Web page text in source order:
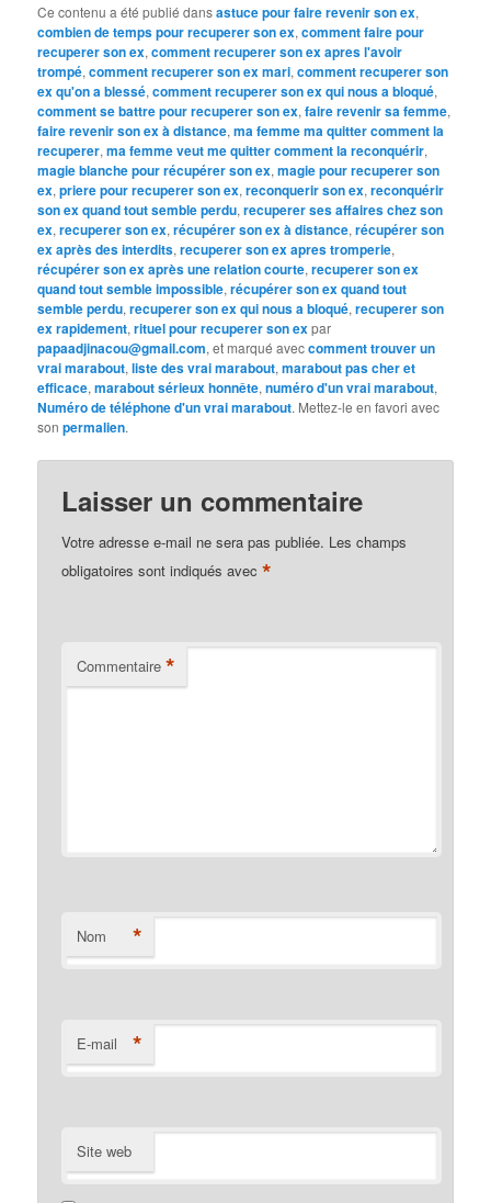
Ce contenu a été publié dansastuce pour faire revenir son ex,
combien de temps pour recuperer son ex,comment faire pour
recuperer son ex,comment recuperer son ex apres l'avoir
trompé,comment recuperer son ex mari,comment recuperer son
ex qu'on a blessé,comment recuperer son ex qui nous a bloqué,
comment se battre pour recuperer son ex,faire revenir sa femme,
faire revenir son ex à distance,ma femme ma quitter comment la
recuperer,ma femme veut me quitter comment la reconquérir,
magie blanche pour récupérer son ex,magie pour recuperer son
ex,priere pour recuperer son ex,reconquerir son ex,reconquérir
son ex quand tout semble perdu,recuperer ses affaires chez son
ex,recuperer son ex,récupérer son ex à distance,récupérer son
ex après des interdits,recuperer son ex apres tromperie,
récupérer son ex après une relation courte,recuperer son ex
quand tout semble impossible,récupérer son ex quand tout
semble perdu,recuperer son ex qui nous a bloqué,recuperer son
ex rapidement,rituel pour recuperer son expar
papaadjinacou@gmail.com, et marqué aveccomment trouver un
vrai marabout,liste des vrai marabout,marabout pas cher et
efficace,marabout sérieux honnête,numéro d'un vrai marabout,
Numéro de téléphone d'un vrai marabout. Mettez-le en favori avec
sonpermalien.
Laisser un commentaire
Votre adresse e-mail ne sera pas publiée. Les champs
obligatoires sont indiqués avec*
Commentaire *
Nom *
E-mail *
Site web